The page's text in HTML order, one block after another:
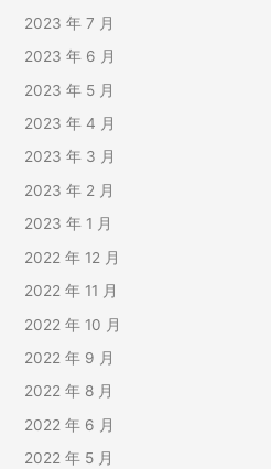
2023 年 7 月
2023 年 6 月
2023 年 5 月
2023 年 4 月
2023 年 3 月
2023 年 2 月
2023 年 1 月
2022 年 12 月
2022 年 11 月
2022 年 10 月
2022 年 9 月
2022 年 8 月
2022 年 6 月
2022 年 5 月